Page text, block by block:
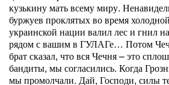
кузькину мать всему миру.
буржуев проклятых во время
украинской нации валил лес и гнил
рядом с вашим в ГУЛАГе… Потом
брат сказал, что вся Чечня – это
бандиты, мы согласились. Когда
мы промолчали. Дай, Господи, силы